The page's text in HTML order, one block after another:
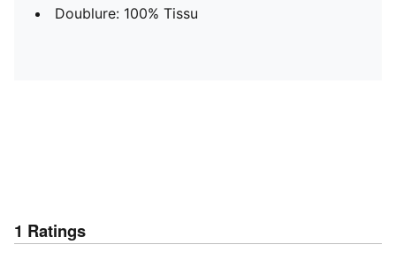
Doublure: 100% Tissu
1 Ratings